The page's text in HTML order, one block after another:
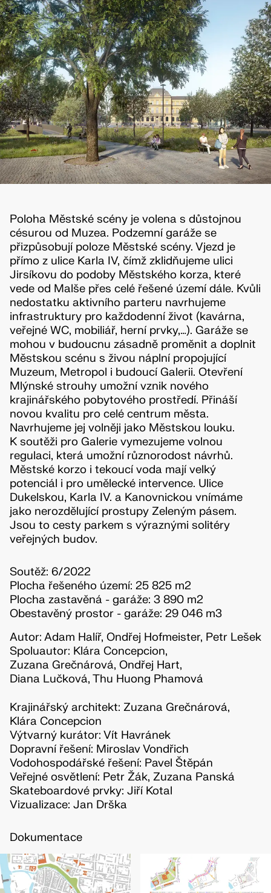
Poloha Městské scény je volena s důstojnou
césurou od Muzea. Podzemní garáže se
přizpůsobují poloze Městské scény. Vjezd je
přímo z ulice Karla IV, čímž zklidňujeme ulici
Jirsíkovu do podoby Městského korza, které
vede od Malše přes celé řešené území dále. Kvůli
nedostatku aktivního parteru navrhujeme
infrastruktury pro každodenní život (kavárna,
veřejné WC, mobiliář, herní prvky,…). Garáže se
mohou v budoucnu zásadně proměnit a doplnit
Městskou scénu s živou náplní propojující
Muzeum, Metropol i budoucí Galerii. Otevření
Mlýnské strouhy umožní vznik nového
krajinářského pobytového prostředí. Přináší
novou kvalitu pro celé centrum města.
Navrhujeme jej volněji jako Městskou louku.
K soutěži pro Galerie vymezujeme volnou
regulaci, která umožní různorodost návrhů.
Městské korzo i tekoucí voda mají velký
potenciál i pro umělecké intervence. Ulice
Dukelskou, Karla IV. a Kanovnickou vnímáme
jako nerozdělující prostupy Zeleným pásem.
Jsou to cesty parkem s výraznými solitéry
veřejných budov.
Soutěž: 6/2022
Plocha řešeného území: 25 825 m2
Plocha zastavěná - garáže: 3 890 m2
Obestavěný prostor - garáže: 29 046 m3
Autor: Adam Halíř, Ondřej Hofmeister, Petr Lešek
Spoluautor: Klára Concepcion,
Zuzana Grečnárová, Ondřej Hart,
Diana Lučková, Thu Huong Phamová
Krajinářský architekt: Zuzana Grečnárová,
Klára Concepcion
Výtvarný kurátor: Vít Havránek
Dopravní řešení: Miroslav Vondřich
Vodohospodářské řešení: Pavel Štěpán
Veřejné osvětlení: Petr Žák, Zuzana Panská
Skateboardové prvky: Jiří Kotal
Vizualizace: Jan Drška
Dokumentace